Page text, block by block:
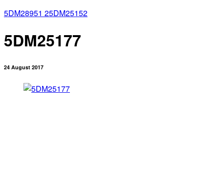
5DM28951 25DM25152
5DM25177
24 August 2017